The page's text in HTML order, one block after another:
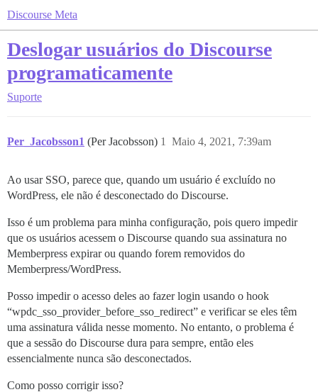
Discourse Meta
Deslogar usuários do Discourse
programaticamente
Suporte
Per_Jacobsson1 (Per Jacobsson) Maio 4, 2021, 7:39am
1
Ao usar SSO, parece que, quando um usuário é excluído no
WordPress, ele não é desconectado do Discourse.
Isso é um problema para minha configuração, pois quero impedir
que os usuários acessem o Discourse quando sua assinatura no
Memberpress expirar ou quando forem removidos do
Memberpress/WordPress.
Posso impedir o acesso deles ao fazer login usando o hook
“wpdc_sso_provider_before_sso_redirect” e verificar se eles têm
uma assinatura válida nesse momento. No entanto, o problema é
que a sessão do Discourse dura para sempre, então eles
essencialmente nunca são desconectados.
Como posso corrigir isso?